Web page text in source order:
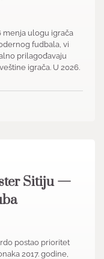
menja ulogu igrača
fudbala, vi
prilagođavaju
igrača. U 2026.
Sitiju —
postao prioritet
2017. godine,